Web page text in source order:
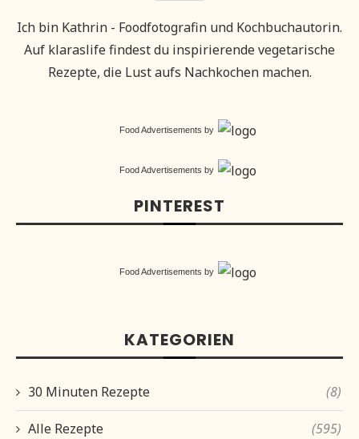
Ich bin Kathrin - Foodfotografin und Kochbuchautorin.
Auf klaraslife findest du inspirierende vegetarische
Rezepte, die Lust aufs Nachkochen machen.
Food Advertisements by
Food Advertisements by
PINTEREST
Food Advertisements by
KATEGORIEN
30 Minuten Rezepte (8)
Alle Rezepte (595)